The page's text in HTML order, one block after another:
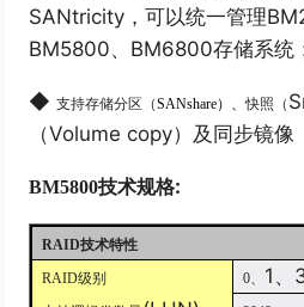
SANtricity ，可以统一管理
BM5800、 BM6800存储系统
◆支持存储分区（SANshare）、快照（
（Volume copy）及同步镜像
BM5800技术规格:
RAID技术特性
RAID级别 0、 1 、